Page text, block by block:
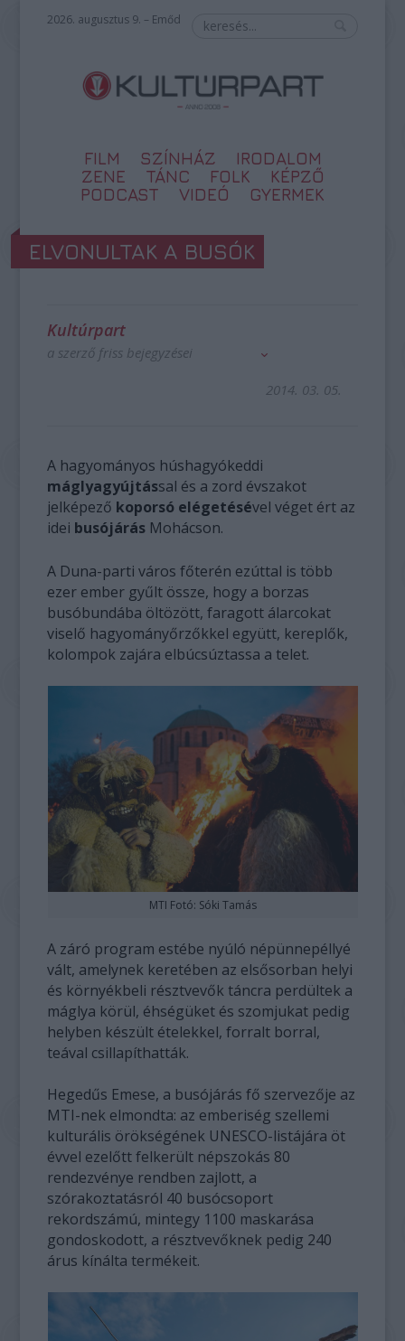
2026. augusztus 9. – Emőd
FILM SZÍNHÁZ
IRODALOM
ZENE
TÁNC FOLK
KÉPZŐ
PODCAST
VIDEÓ GYERMEK
ELVONULTAK A BUSÓK
Kultúrpart
a szerző friss bejegyzései
2014. 03. 05.
A hagyományos húshagyókeddi
máglyagyújtással és a zord évszakot
jelképező koporsó elégetésével véget ért az
idei busójárás Mohácson.
A Duna-parti város főterén ezúttal is több
ezer ember gyűlt össze, hogy a borzas
busóbundába öltözött, faragott álarcokat
viselő hagyományőrzőkkel együtt, kereplők,
kolompok zajára elbúcsúztassa a telet.
MTI Fotó: Sóki Tamás
A záró program estébe nyúló népünnepéllyé
vált, amelynek keretében az elsősorban helyi
és környékbeli résztvevők táncra perdültek a
máglya körül, éhségüket és szomjukat pedig
helyben készült ételekkel, forralt borral,
teával csillapíthatták.
Hegedűs Emese, a busójárás fő szervezője az
MTI-nek elmondta: az emberiség szellemi
kulturális örökségének UNESCO-listájára öt
évvel ezelőtt felkerült népszokás 80
rendezvénye rendben zajlott, a
szórakoztatásról 40 busócsoport
rekordszámú, mintegy 1100 maskarása
gondoskodott, a résztvevőknek pedig 240
árus kínálta termékeit.